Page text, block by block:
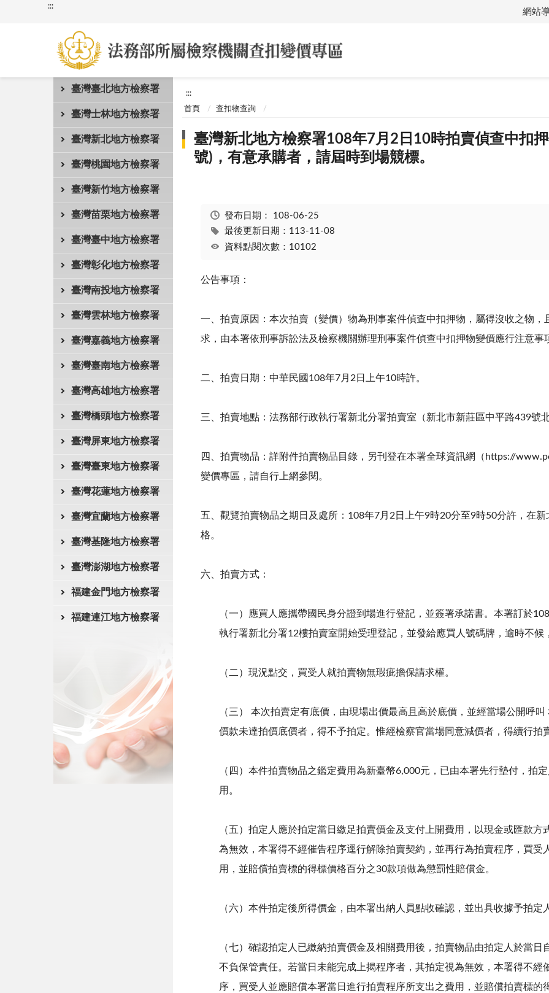
:::
網站
臺灣臺北地方檢察署
臺灣士林地方檢察署
臺灣新北地方檢察署
臺灣桃園地方檢察署
臺灣新竹地方檢察署
臺灣苗栗地方檢察署
臺灣臺中地方檢察署
臺灣彰化地方檢察署
臺灣南投地方檢察署
臺灣雲林地方檢察署
臺灣嘉義地方檢察署
臺灣臺南地方檢察署
臺灣高雄地方檢察署
臺灣橋頭地方檢察署
臺灣屏東地方檢察署
臺灣臺東地方檢察署
臺灣花蓮地方檢察署
臺灣宜蘭地方檢察署
臺灣基隆地方檢察署
臺灣澎湖地方檢察署
福建金門地方檢察署
福建連江地方檢察署
:::
首頁 查扣物查詢
臺灣新北地方檢察署108年7月2日10時拍賣偵查中扣
號)，有意承購者，請屆時到場競標。
發布日期： 108-06-25
最後更新日期：113-11-08
資料點閱次數：10102
公告事項：
一、拍賣原因：本次拍賣（變價）物為刑事案件偵查中扣押物，屬得沒收之物
求，由本署依刑事訴訟法及檢察機關辦理刑事案件偵查中扣押物變價應行注意事
二、拍賣日期：中華民國108年7月2日上午10時許。
三、拍賣地點：法務部行政執行署新北分署拍賣室（新北市新莊區中平路439號
四、拍賣物品：詳附件拍賣物品目錄，另刊登在本署全球資訊網（https://
變價專區，請自行上網參閱。
五、觀覽拍賣物品之期日及處所：108年7月2日上午9時20分至9時50分許，在
格。
六、拍賣方式：
（一）應買人應攜帶國民身分證到場進行登記，並簽署承諾書。本署訂於
執行署新北分署12樓拍賣室開始受理登記，並發給應買人號碼牌，逾時不候
（二）現況點交，買受人就拍賣物無瑕疵擔保請求權。
（三） 本次拍賣定有底價，由現場出價最高且高於底價，並經當場公開呼
價款未達拍價底價者，得不予拍定。惟經檢察官當場同意減價者，得續行拍
（四）本件拍賣物品之鑑定費用為新臺幣6,000元，已由本署先行墊付，拍
用。
（五）拍定人應於拍定當日繳足拍賣價金及支付上開費用，以現金或匯款
為無效，本署得不經催告程序逕行解除拍賣契約，並再行為拍賣程序，買
用，並賠償拍賣標的得標價格百分之30款項做為懲罰性賠償金。
（六）本件拍定後所得價金，由本署出納人員點收確認，並出具收據予拍定
（七）確認拍定人已繳納拍賣價金及相關費用後，拍賣物品由拍定人於當
不負保管責任。若當日未能完成上揭程序者，其拍定視為無效，本署得不經
序，買受人並應賠償本署當日進行拍賣程序所支出之費用，並賠償拍賣標的